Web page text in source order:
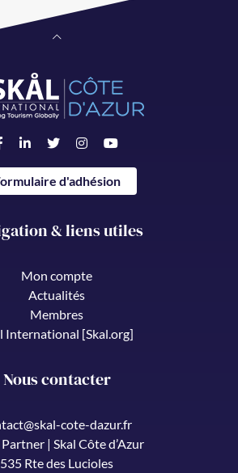
d'adhésion
& liens utiles
Mon compte
Actualités
Membres
International [Skal.org]
Nous contacter
cote-dazur.fr
| Skal Côte d’Azur
535 Rte des Lucioles